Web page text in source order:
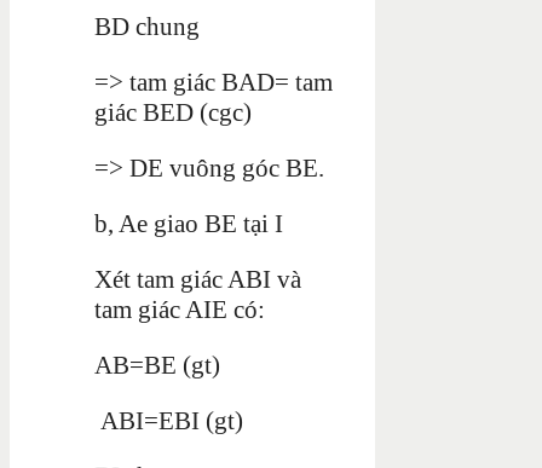
BD chung
=> tam giác BAD= tam
giác BED (cgc)
=> DE vuông góc BE.
b, Ae giao BE tại I
Xét tam giác ABI và
tam giác AIE có:
AB=BE (gt)
ABI=EBI (gt)